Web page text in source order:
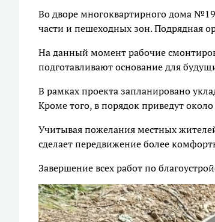
Во дворе многоквартирного дома
части и пешеходных зон. Подрядная
На данный момент рабочие
подготавливают основание для
В рамках проекта запланировано
Кроме того, в порядок приведут
Учитывая пожелания местных
сделает передвижение более
Завершение всех работ по